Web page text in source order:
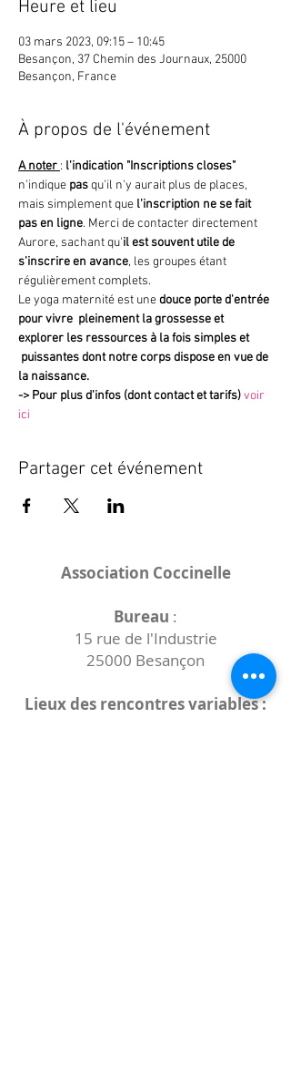
Heure et lieu
03 mars 2023, 09:15 – 10:45
Besançon, 37 Chemin des Journaux, 25000
Besançon, France
À propos de l'événement
A noter : l'indication "Inscriptions closes"
n'indique pas qu'il n'y aurait plus de places,
mais simplement que l'inscription ne se fait
pas en ligne. Merci de contacter directement
Aurore, sachant qu'il est souvent utile de
s'inscrire en avance, les groupes étant
régulièrement complets.
Le yoga maternité est une douce porte d'entrée
pour vivre  pleinement la grossesse et
explorer les ressources à la fois simples et
puissantes dont notre corps dispose en vue de
la naissance.
-> Pour plus d'infos (dont contact et tarifs)voir
ici
Partager cet événement
Association Coccinelle
Bureau :
15 rue de l'Industrie
25000 Besançon
Lieux des rencontres variables :